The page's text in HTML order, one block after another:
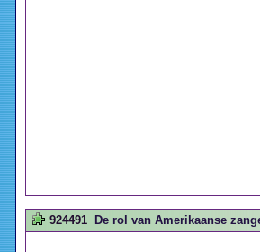
924491 De rol van Amerikaanse